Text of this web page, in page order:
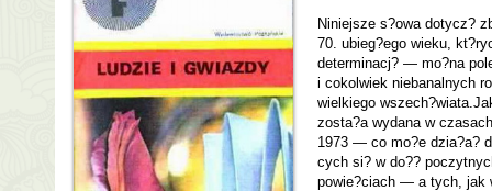
Niniejsze s?owa dotycz?
70. ubieg?ego wieku,
determinacj? — mo?na
i cokolwiek niebanalnych
wielkiego
zosta?a wydana w
1973 — co mo?e dzia?a?
cych si? w do??
powie?ciach — a tych, jak